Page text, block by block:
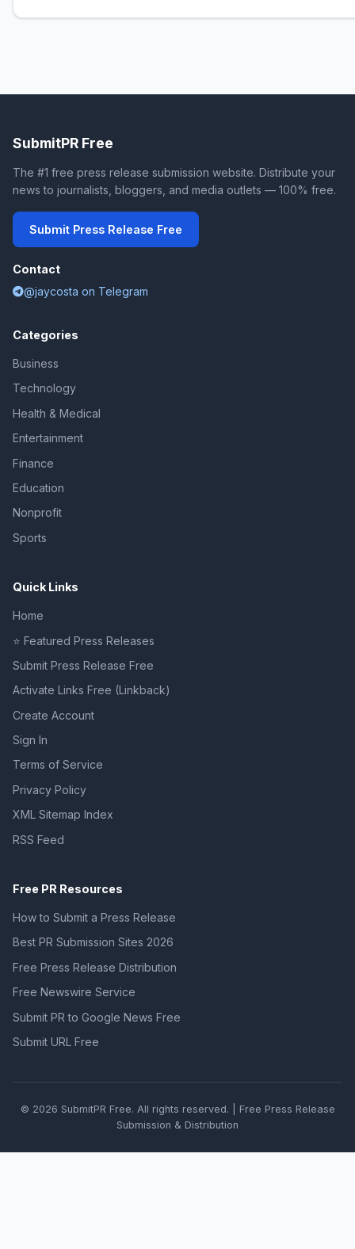
SubmitPR Free
The #1 free press release submission website. Distribute your
news to journalists, bloggers, and media outlets — 100% free.
Submit Press Release Free
Contact
@jaycosta on Telegram
Categories
Business
Technology
Health & Medical
Entertainment
Finance
Education
Nonprofit
Sports
Quick Links
Home
⭐ Featured Press Releases
Submit Press Release Free
Activate Links Free (Linkback)
Create Account
Sign In
Terms of Service
Privacy Policy
XML Sitemap Index
RSS Feed
Free PR Resources
How to Submit a Press Release
Best PR Submission Sites 2026
Free Press Release Distribution
Free Newswire Service
Submit PR to Google News Free
Submit URL Free
© 2026 SubmitPR Free. All rights reserved. | Free Press Release
Submission & Distribution